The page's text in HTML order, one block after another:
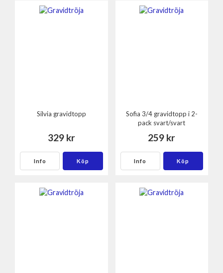
Silvia gravidtopp
329 kr
Info Köp
Sofia 3/4 gravidtopp i 2-
pack svart/svart
259 kr
Info Köp